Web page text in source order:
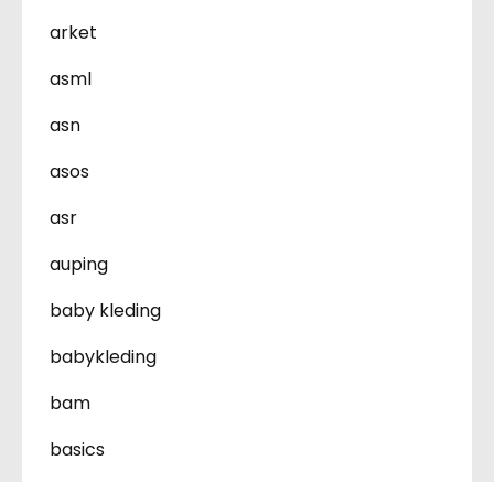
arket
asml
asn
asos
asr
auping
baby kleding
babykleding
bam
basics